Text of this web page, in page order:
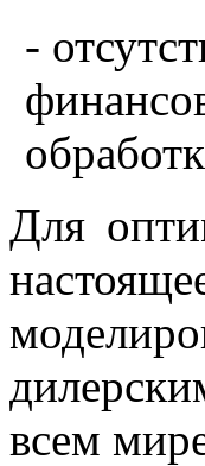
-
Для
всем